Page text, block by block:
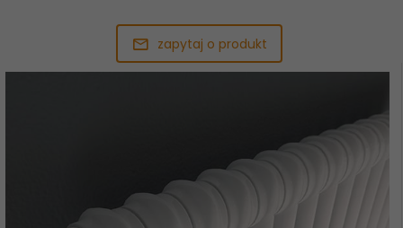
zapytaj o produkt